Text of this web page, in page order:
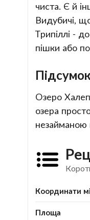
чиста. Є й
Видубичі,
Трипіллі -
пішки або
Підсумок
Озеро
озера
Координати
Площа